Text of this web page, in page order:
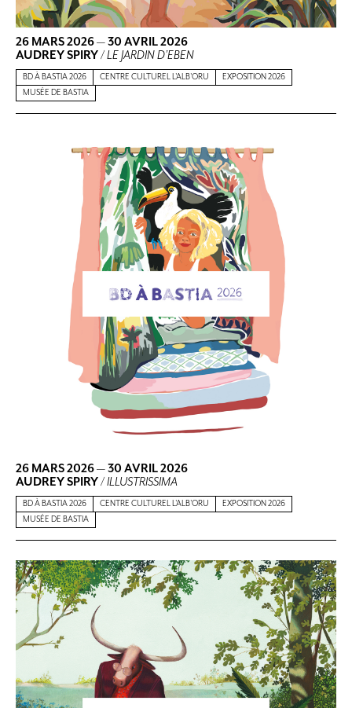
26 MARS 2026—30 AVRIL 2026
AUDREY SPIRY/LE JARDIN D’EBEN
BD À BASTIA 2026 CENTRE CULTUREL L'ALB'ORU
EXPOSITION 2026
MUSÉE DE BASTIA
26 MARS 2026—30 AVRIL 2026
AUDREY SPIRY/ILLUSTRISSIMA
BD À BASTIA 2026 CENTRE CULTUREL L'ALB'ORU
EXPOSITION 2026
MUSÉE DE BASTIA